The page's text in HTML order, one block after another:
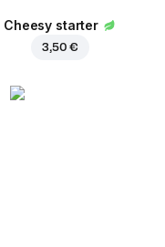
Cheesy starter
3,50 €